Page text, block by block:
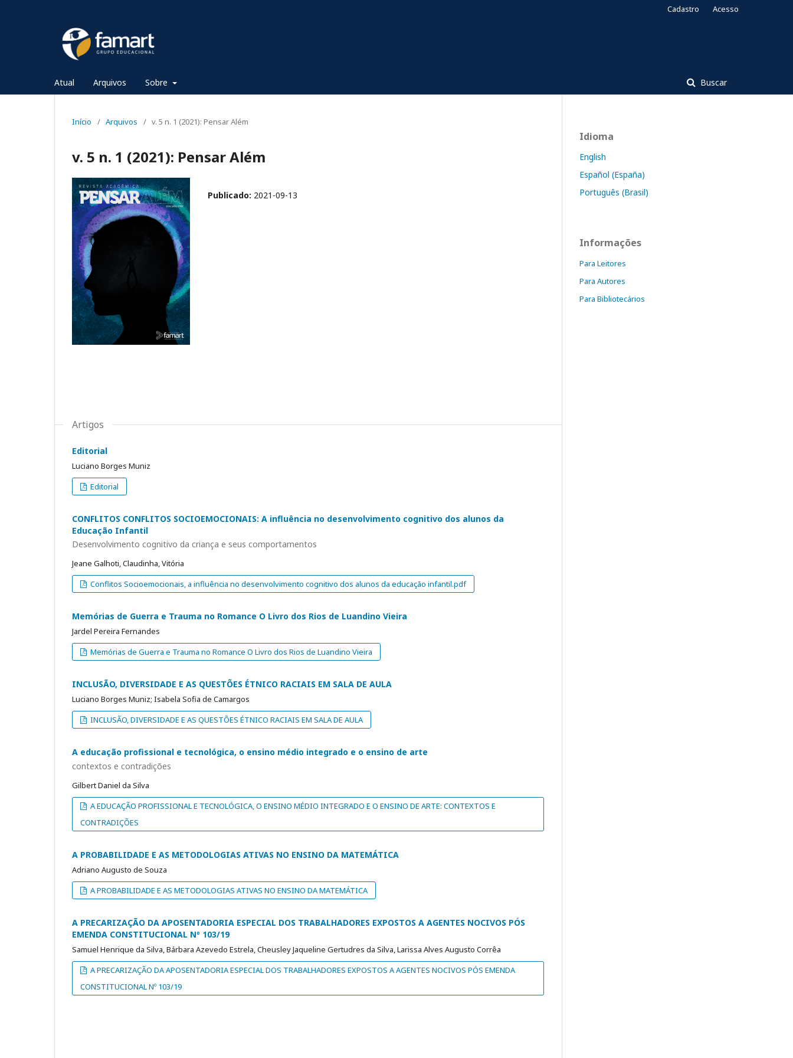
Atual Arquivos Sobre Buscar
Cadastro Acesso
Início / Arquivos / v. 5 n. 1 (2021): Pensar Além
v. 5 n. 1 (2021): Pensar Além
Publicado: 2021-09-13
Artigos
Editorial
Luciano Borges Muniz
Editorial
CONFLITOS CONFLITOS SOCIOEMOCIONAIS: A influência no desenvolvimento cognitivo dos alunos da
Educação Infantil
Desenvolvimento cognitivo da criança e seus comportamentos
Jeane Galhoti, Claudinha, Vitória
Conflitos Socioemocionais, a influência no desenvolvimento cognitivo dos alunos da educação infantil.pdf
Memórias de Guerra e Trauma no Romance O Livro dos Rios de Luandino Vieira
Jardel Pereira Fernandes
Memórias de Guerra e Trauma no Romance O Livro dos Rios de Luandino Vieira
INCLUSÃO, DIVERSIDADE E AS QUESTÕES ÉTNICO RACIAIS EM SALA DE AULA
Luciano Borges Muniz; Isabela Sofia de Camargos
INCLUSÃO, DIVERSIDADE E AS QUESTÕES ÉTNICO RACIAIS EM SALA DE AULA
A educação profissional e tecnológica, o ensino médio integrado e o ensino de arte
contextos e contradições
Gilbert Daniel da Silva
A EDUCAÇÃO PROFISSIONAL E TECNOLÓGICA, O ENSINO MÉDIO INTEGRADO E O ENSINO DE ARTE: CONTEXTOS E
CONTRADIÇÕES
A PROBABILIDADE E AS METODOLOGIAS ATIVAS NO ENSINO DA MATEMÁTICA
Adriano Augusto de Souza
A PROBABILIDADE E AS METODOLOGIAS ATIVAS NO ENSINO DA MATEMÁTICA
A PRECARIZAÇÃO DA APOSENTADORIA ESPECIAL DOS TRABALHADORES EXPOSTOS A AGENTES NOCIVOS PÓS
EMENDA CONSTITUCIONAL Nº 103/19
Samuel Henrique da Silva, Bárbara Azevedo Estrela, Cheusley Jaqueline Gertudres da Silva, Larissa Alves Augusto Corrêa
A PRECARIZAÇÃO DA APOSENTADORIA ESPECIAL DOS TRABALHADORES EXPOSTOS A AGENTES NOCIVOS PÓS EMENDA
CONSTITUCIONAL Nº 103/19
Idioma
English
Español (España)
Português (Brasil)
Informações
Para Leitores
Para Autores
Para Bibliotecários